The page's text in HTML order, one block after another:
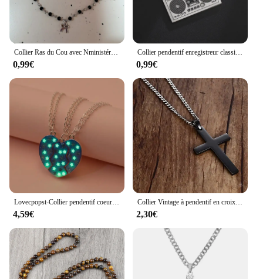
Collier Ras du Cou avec Nministériels d Papillon et Cœur pour Femme, Breloques Esthétiques Vintage et Mignonnes, Bijoux Grunge, Accessoires de Scène, Goth Y2K, Egirl Kpop
0,99€
Collier pendentif enregistreur classique pour homme, lecteur radio, acier inoxydable, hip hop, rock, punk, bijoux de fête, cadeaux
0,99€
Lovecpopst-Collier pendentif coeur Shorous Forever pour enfants, collier magnétique assressenti, navire chia, puzzle, meilleurs amis, filles, 3 pièces, ensemble
4,59€
Collier Vintage à pendentif en croix pour hommes et femmes, chaîne à maillons en acier inoxydable, breloque Cool pour garçons et filles, Punk, Hip Hop, bijoux de fête
2,30€